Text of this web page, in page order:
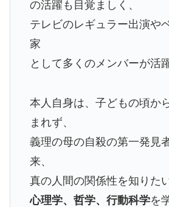
の活躍も目覚ましく、
テレビのレギュラー出演や
家
として多くのメンバーが活
本人自身は、子どもの頃か
まれず、
義理の母の自殺の第一発見
来、
真の人間の関係性を知りた
心理学、哲学、行動科学を